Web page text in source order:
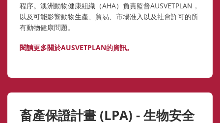
程序。澳洲動物健康組織（AHA）負責監督AUSVETPLAN，
以及可能影響動物生產、貿易、市場准入以及社會許可的所
有動物健康問題。
閱讀更多關於AUSVETPLAN的資訊。
畜產保證計畫 (LPA) - 生物安全